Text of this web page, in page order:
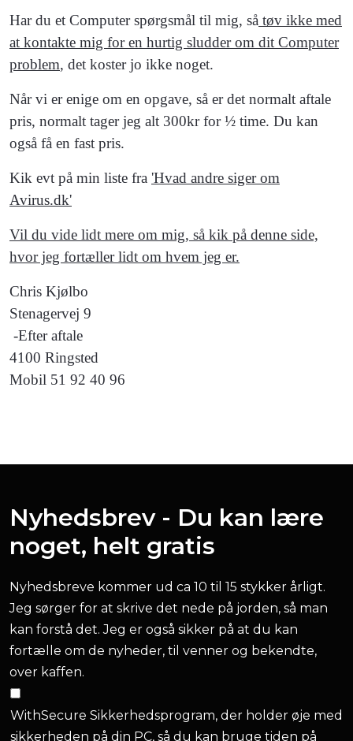
Har du et Computer spørgsmål til mig, så tøv ikke med
at kontakte mig for en hurtig sludder om dit Computer
problem, det koster jo ikke noget.
Når vi er enige om en opgave, så er det normalt aftale
pris, normalt tager jeg alt 300kr for ½ time. Du kan
også få en fast pris.
Kik evt på min liste fra 'Hvad andre siger om
Avirus.dk'
Vil du vide lidt mere om mig, så kik på denne side,
hvor jeg fortæller lidt om hvem jeg er.
Chris Kjølbo
Stenagervej 9
-Efter aftale
4100 Ringsted
Mobil 51 92 40 96
Nyhedsbrev - Du kan lære
noget, helt gratis
Nyhedsbreve kommer ud ca 10 til 15 stykker årligt.
Jeg sørger for at skrive det nede på jorden, så man
kan forstå det. Jeg er også sikker på at du kan
fortælle om de nyheder, til venner og bekendte,
over kaffen.
WithSecure Sikkerhedsprogram, der holder øje med
sikkerheden på din PC, så du kan bruge tiden på